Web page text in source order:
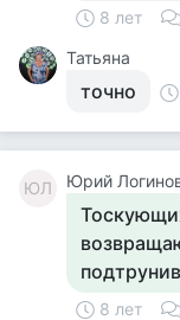
8 лет
Татьяна
точно
ЮЛ Юрий
8 лет